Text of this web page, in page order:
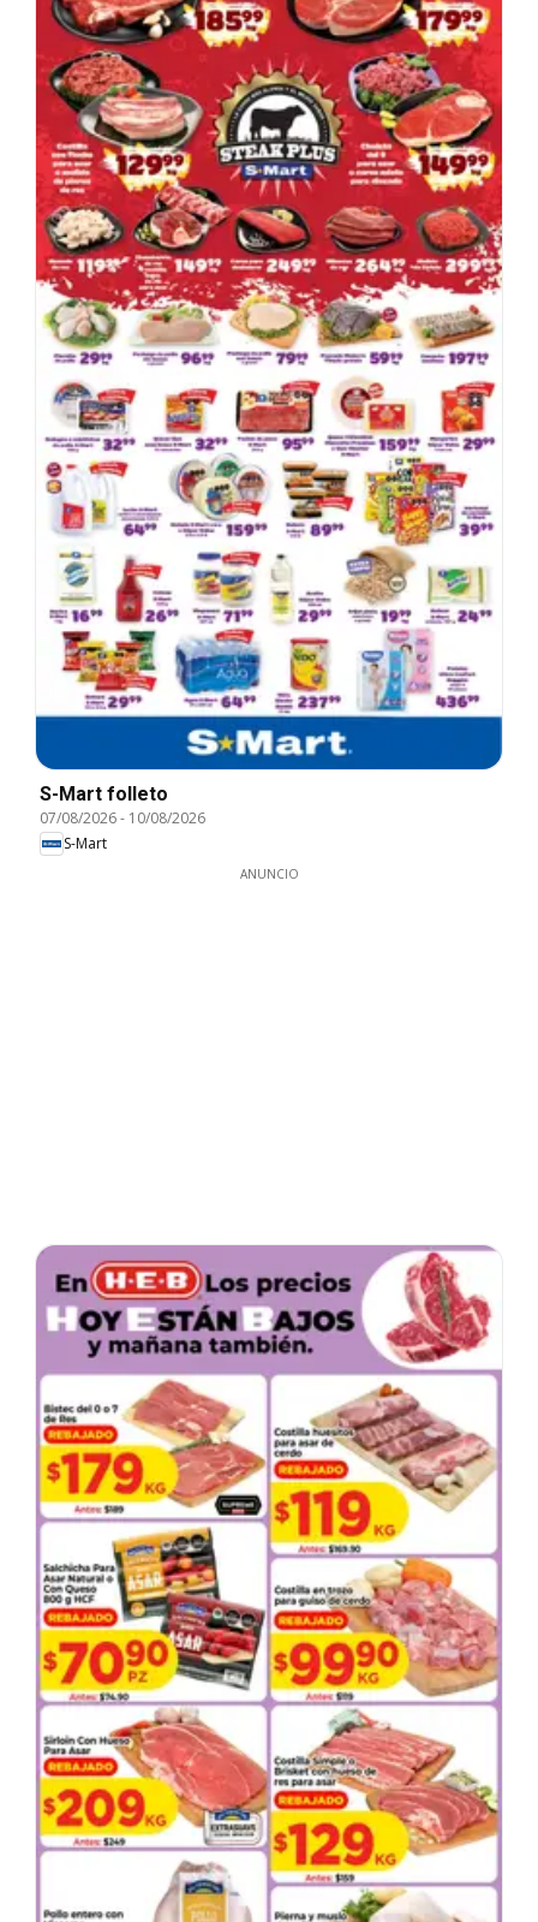
S-Mart folleto
07/08/2026- 10/08/2026
S-Mart
ANUNCIO